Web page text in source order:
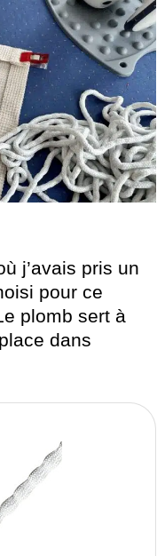
j’avais pris un
pour ce
plomb sert à
dans